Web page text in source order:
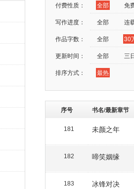
付费性质： 全部
免
写作进度：
全部
连
作品字数：
全部
30
更新时间：
全部
三
排序方式：
最热
序号 书名/最新章节
181 未颜之年
182 啼笑姻缘
183 冰锋对决